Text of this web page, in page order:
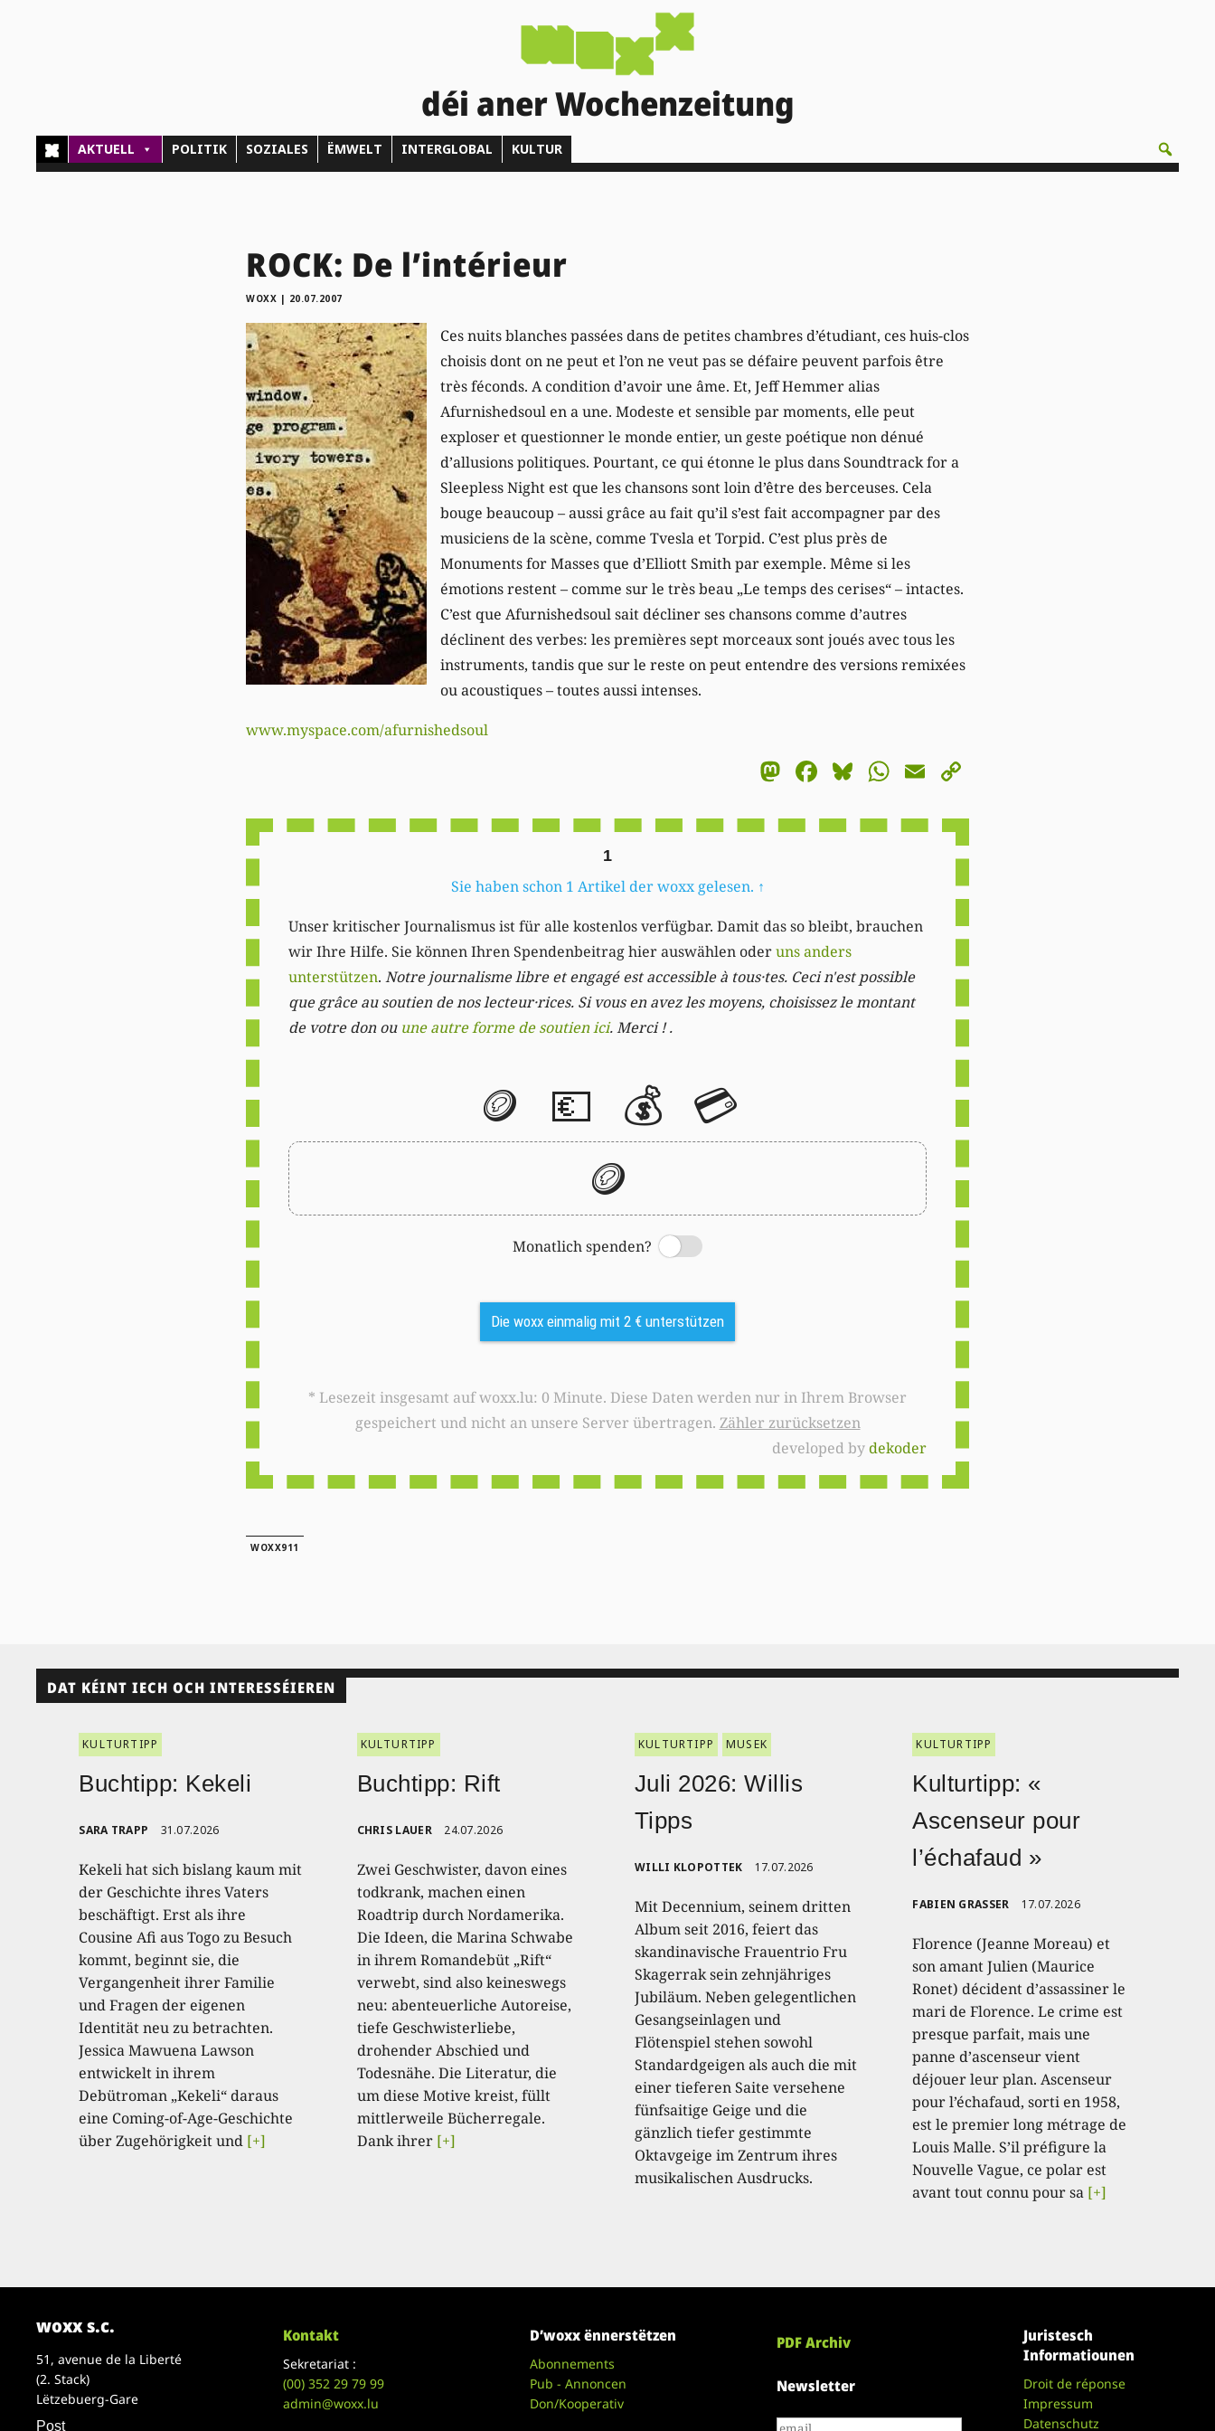
déi aner Wochenzeitung
AKTUELL POLITIK SOZIALES ËMWELT INTERGLOBAL KULTUR
ROCK: De l’intérieur
WOXX | 20.07.2007
Ces nuits blanches passées dans de petites chambres d’étudiant, ces huis-clos
choisis dont on ne peut et l’on ne veut pas se défaire peuvent parfois être
très féconds. A condition d’avoir une âme. Et, Jeff Hemmer alias
Afurnishedsoul en a une. Modeste et sensible par moments, elle peut
exploser et questionner le monde entier, un geste poétique non dénué
d’allusions politiques. Pourtant, ce qui étonne le plus dans Soundtrack for a
Sleepless Night est que les chansons sont loin d’être des berceuses. Cela
bouge beaucoup – aussi grâce au fait qu’il s’est fait accompagner par des
musiciens de la scène, comme Tvesla et Torpid. C’est plus près de
Monuments for Masses que d’Elliott Smith par exemple. Même si les
émotions restent – comme sur le très beau „Le temps des cerises“ – intactes.
C’est que Afurnishedsoul sait décliner ses chansons comme d’autres
déclinent des verbes: les premières sept morceaux sont joués avec tous les
instruments, tandis que sur le reste on peut entendre des versions remixées
ou acoustiques – toutes aussi intenses.
www.myspace.com/afurnishedsoul
Mastodon
Facebook
Bluesky
WhatsApp
Email
1
Sie haben schon 1 Artikel der woxx gelesen. ↑
Unser kritischer Journalismus ist für alle kostenlos verfügbar. Damit das so bleibt, brauchen
wir Ihre Hilfe. Sie können Ihren Spendenbeitrag hier auswählen oderuns anders
unterstützen. Notre journalisme libre et engagé est accessible à tous·tes. Ceci n'est possible
que grâce au soutien de nos lecteur·rices. Si vous en avez les moyens, choisissez le montant
de votre don ou une autre forme de soutien ici. Merci ! .
🪙 💶 💰 💳
🪙
Monatlich spenden?
Switch
Die woxx einmalig mit 2 € unterstützen
* Lesezeit insgesamt auf woxx.lu: 0 Minute. Diese Daten werden nur in Ihrem Browser
gespeichert und nicht an unsere Server übertragen. Zähler zurücksetzen
developed bydekoder
WOXX911
DAT KÉINT IECH OCH INTERESSÉIEREN
KULTURTIPP
Buchtipp: Kekeli
SARA TRAPP 31.07.2026
Kekeli hat sich bislang kaum mit
der Geschichte ihres Vaters
beschäftigt. Erst als ihre
Cousine Afi aus Togo zu Besuch
kommt, beginnt sie, die
Vergangenheit ihrer Familie
und Fragen der eigenen
Identität neu zu betrachten.
Jessica Mawuena Lawson
entwickelt in ihrem
Debütroman „Kekeli“ daraus
eine Coming-of-Age-Geschichte
über Zugehörigkeit und [+]
KULTURTIPP
Buchtipp: Rift
CHRIS LAUER 24.07.2026
Zwei Geschwister, davon eines
todkrank, machen einen
Roadtrip durch Nordamerika.
Die Ideen, die Marina Schwabe
in ihrem Romandebüt „Rift“
verwebt, sind also keineswegs
neu: abenteuerliche Autoreise,
tiefe Geschwisterliebe,
drohender Abschied und
Todesnähe. Die Literatur, die
um diese Motive kreist, füllt
mittlerweile Bücherregale.
Dank ihrer [+]
KULTURTIPP MUSEK
Juli 2026: Willis
Tipps
WILLI KLOPOTTEK 17.07.2026
Mit Decennium, seinem dritten
Album seit 2016, feiert das
skandinavische Frauentrio Fru
Skagerrak sein zehnjähriges
Jubiläum. Neben gelegentlichen
Gesangseinlagen und
Flötenspiel stehen sowohl
Standardgeigen als auch die mit
einer tieferen Saite versehene
fünfsaitige Geige und die
gänzlich tiefer gestimmte
Oktavgeige im Zentrum ihres
musikalischen Ausdrucks.
KULTURTIPP
Kulturtipp: «
Ascenseur pour
l’échafaud »
FABIEN GRASSER 17.07.2026
Florence (Jeanne Moreau) et
son amant Julien (Maurice
Ronet) décident d’assassiner le
mari de Florence. Le crime est
presque parfait, mais une
panne d’ascenseur vient
déjouer leur plan. Ascenseur
pour l’échafaud, sorti en 1958,
est le premier long métrage de
Louis Malle. S’il préfigure la
Nouvelle Vague, ce polar est
avant tout connu pour sa [+]
woxx s.c.
51, avenue de la Liberté
(2. Stack)
Lëtzebuerg-Gare
Post
Kontakt
Sekretariat :
(00)352 29 79 99
admin@woxx.lu
D’woxx ënnerstëtzen
Abonnements
Pub - Annoncen
Don/Kooperativ
PDF Archiv
Newsletter
Juristesch
Informatiounen
Droit de réponse
Impressum
Datenschutz